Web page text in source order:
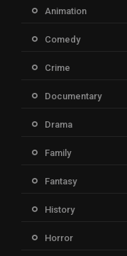
Animation
Comedy
Crime
Documentary
Drama
Family
Fantasy
History
Horror